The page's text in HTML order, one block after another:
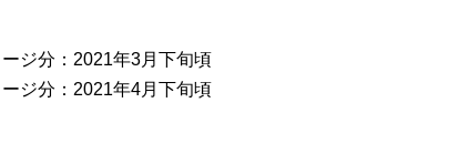
ジ分：2021年3月下旬頃
ジ分：2021年4月下旬頃